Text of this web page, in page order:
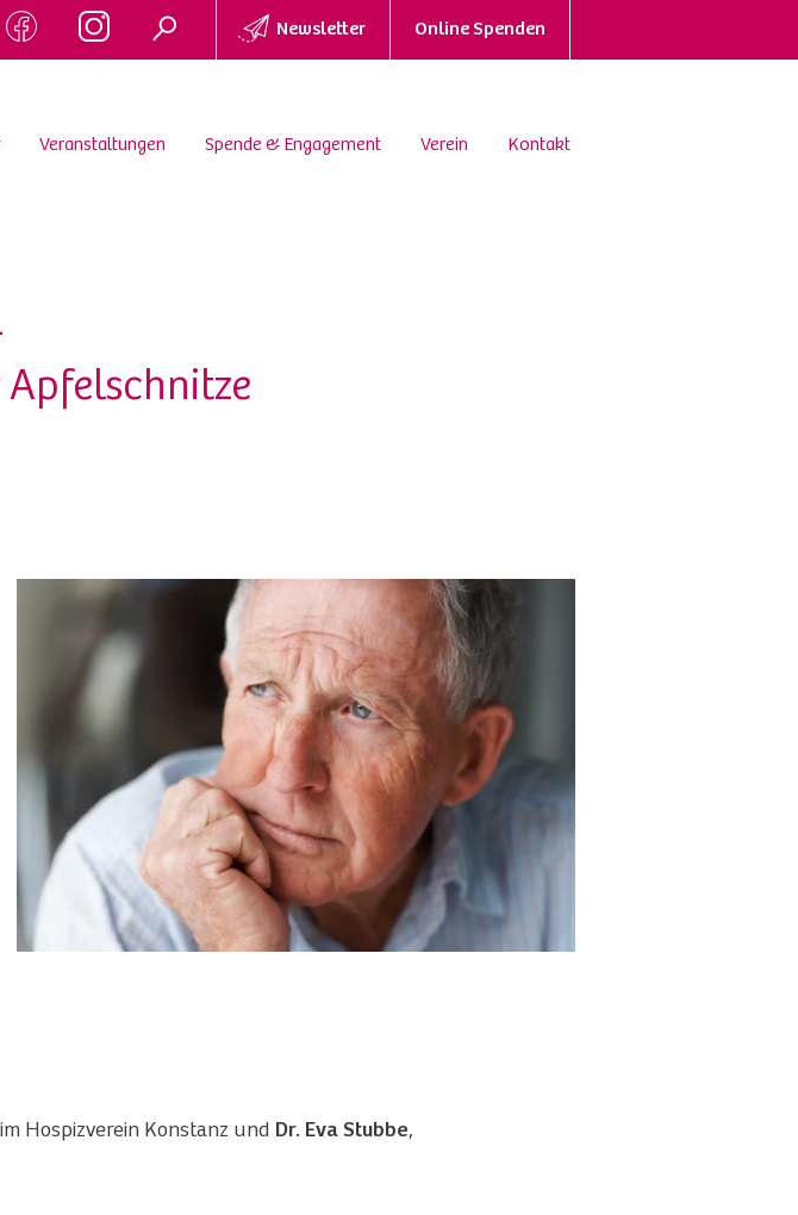
Newsletter Online Spenden
Veranstaltungen Spende & Engagement Verein Kontakt
Apfelschnitze
Hospizverein Konstanz und Dr. Eva Stubbe,